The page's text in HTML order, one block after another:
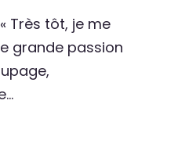
Très tôt, je me
grande passion